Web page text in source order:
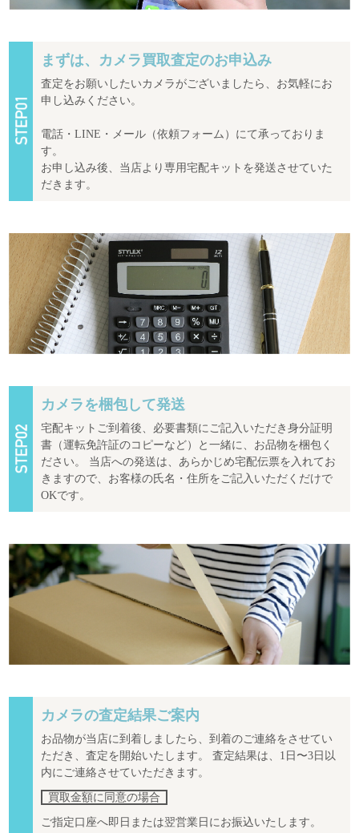
まずは、カメラ買取査定のお申込み
査定をお願いしたいカメラがございましたら、お気軽にお
申し込みください。
電話・LINE・メール（依頼フォーム）にて承っておりま
す。
お申し込み後、当店より専用宅配キットを発送させていた
だきます。
カメラを梱包して発送
宅配キットご到着後、必要書類にご記入いただき身分証明
書（運転免許証のコピーなど）と一緒に、お品物を梱包く
ださい。 当店への発送は、あらかじめ宅配伝票を入れてお
きますので、お客様の氏名・住所をご記入いただくだけで
OKです。
カメラの査定結果ご案内
お品物が当店に到着しましたら、到着のご連絡をさせてい
ただき、査定を開始いたします。 査定結果は、1日〜3日以
内にご連絡させていただきます。
買取金額に同意の場合
ご指定口座へ即日または翌営業日にお振込いたします。